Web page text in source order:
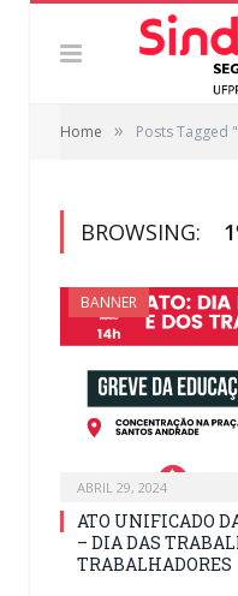
Home » Posts Tagged
BROWSING:
BANNER
ABRIL 29, 2024
ATO UNIFICADO
– DIA DAS
TRABALHADORES